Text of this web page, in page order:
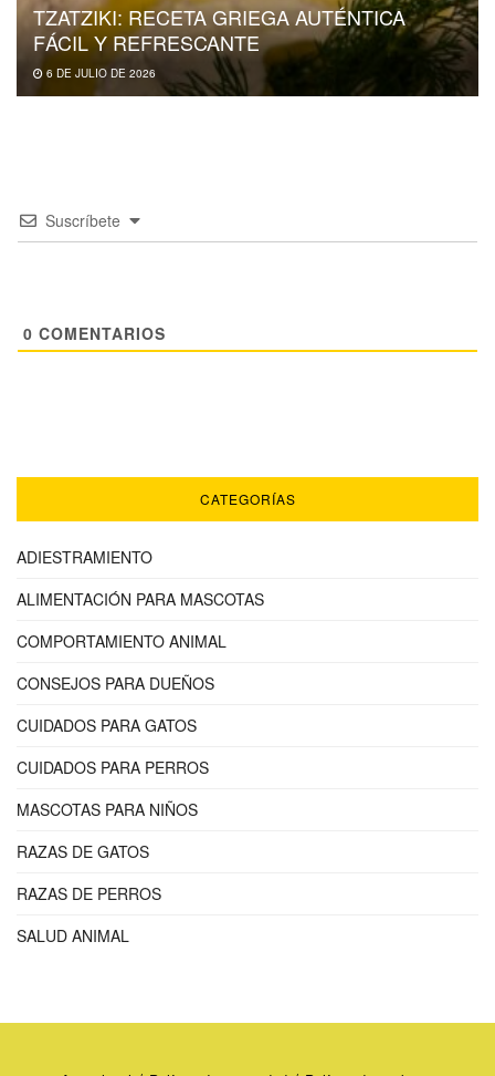
TZATZIKI: RECETA GRIEGA AUTÉNTICA
FÁCIL Y REFRESCANTE
6 DE JULIO DE 2026
Suscríbete
0 COMENTARIOS
CATEGORÍAS
ADIESTRAMIENTO
ALIMENTACIÓN PARA MASCOTAS
COMPORTAMIENTO ANIMAL
CONSEJOS PARA DUEÑOS
CUIDADOS PARA GATOS
CUIDADOS PARA PERROS
MASCOTAS PARA NIÑOS
RAZAS DE GATOS
RAZAS DE PERROS
SALUD ANIMAL